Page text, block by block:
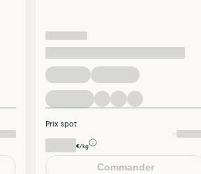
Prix spot
€/kg
Commander